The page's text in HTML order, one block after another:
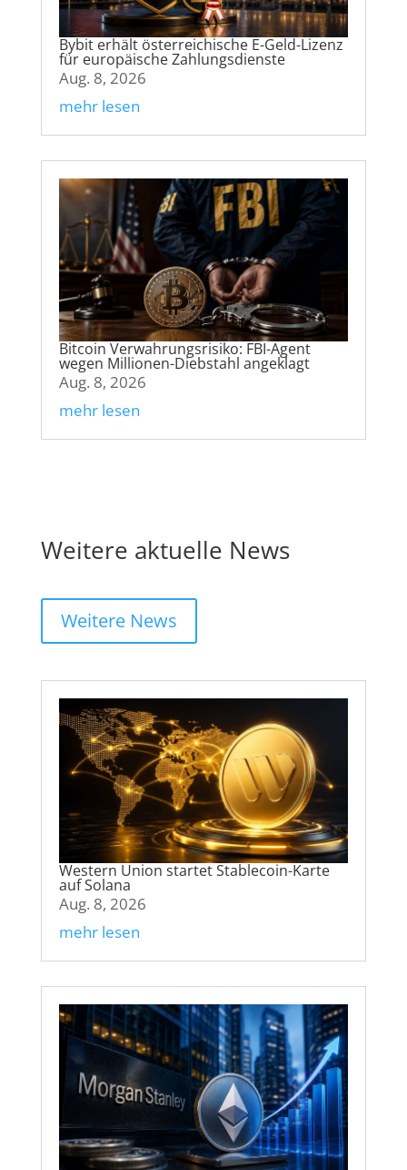
Bybit erhält österreichische E-Geld-Lizenz
für europäische Zahlungsdienste
Aug. 8, 2026
mehr lesen
Bitcoin Verwahrungsrisiko: FBI-Agent
wegen Millionen-Diebstahl angeklagt
Aug. 8, 2026
mehr lesen
Weitere aktuelle News
Weitere News
Western Union startet Stablecoin-Karte
auf Solana
Aug. 8, 2026
mehr lesen